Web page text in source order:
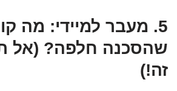
5. מעבר למיידי: מה
שהסכנה חלפה? (אל
זה!)